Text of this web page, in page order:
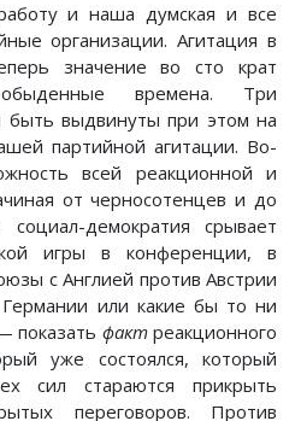
и наша думская и все
организации. Агитация в
значение во сто крат
времена. Три
быть выдвинуты при этом на
партийной агитации. Во-
всей реакционной и
от черносотенцев и до
социал-демократия срывает
игры в конференции, в
с Англией против Австрии
или какие бы то ни
показать фактреакционного
уже состоялся, который
сил стараются прикрыть
переговоров. Против